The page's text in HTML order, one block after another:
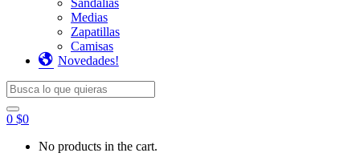
Sandalias
Medias
Zapatillas
Camisas
Novedades!
Search for:
0 $0
No products in the cart.